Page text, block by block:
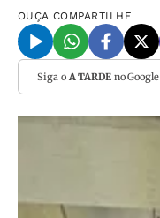
OUÇA COMPARTILHE
Siga o A TARDEno Google